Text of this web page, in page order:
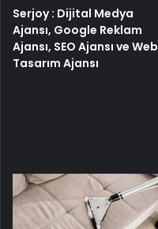
Serjoy : Dijital Medya
Ajansı, Google Reklam
Ajansı, SEO Ajansı ve Web
Tasarım Ajansı